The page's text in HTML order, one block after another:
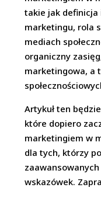
takie jak definicja
marketingu, rola
mediach
organiczny
marketingowa, a
Artykuł ten
które dopiero
marketingiem w
dla tych, którzy
wskazówek.